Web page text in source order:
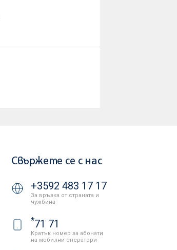
Свържете се с нас
+3592 483 17 17
За връзка от страната и
чужбина
*71 71
Кратък номер за абонати
на мобилни оператори